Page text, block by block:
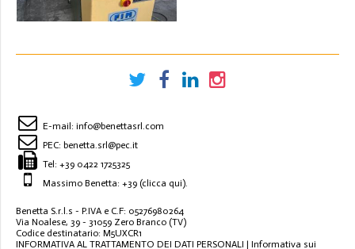
VARIABILE
E-mail: info@benettasrl.com
PEC: benetta.srl@pec.it
Tel: +39 0422 1725325
Massimo Benetta: +39 (clicca qui).
Benetta S.r.l.s - P.IVA e C.F: 05276980264
Via Noalese, 39 - 31059 Zero Branco (TV)
Codice destinatario: M5UXCR1
INFORMATIVA AL TRATTAMENTO DEI DATI PERSONALI | Informativa sui